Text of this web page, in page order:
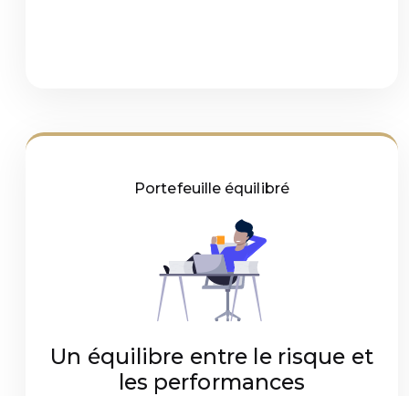
Portefeuille équilibré
Un équilibre entre le risque et
les performances